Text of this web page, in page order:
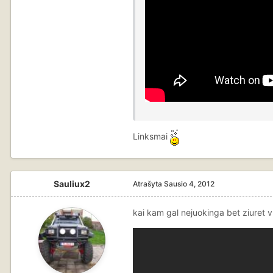
Linksmai
Sauliux2 Atrašyta Sausio 4, 2012
kai kam gal nejuokinga bet ziuret